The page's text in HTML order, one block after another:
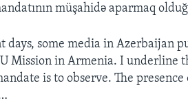
müşahidə aparmaq
some media in Azerbaijan
Mission in Armenia. I underline
is to observe. The